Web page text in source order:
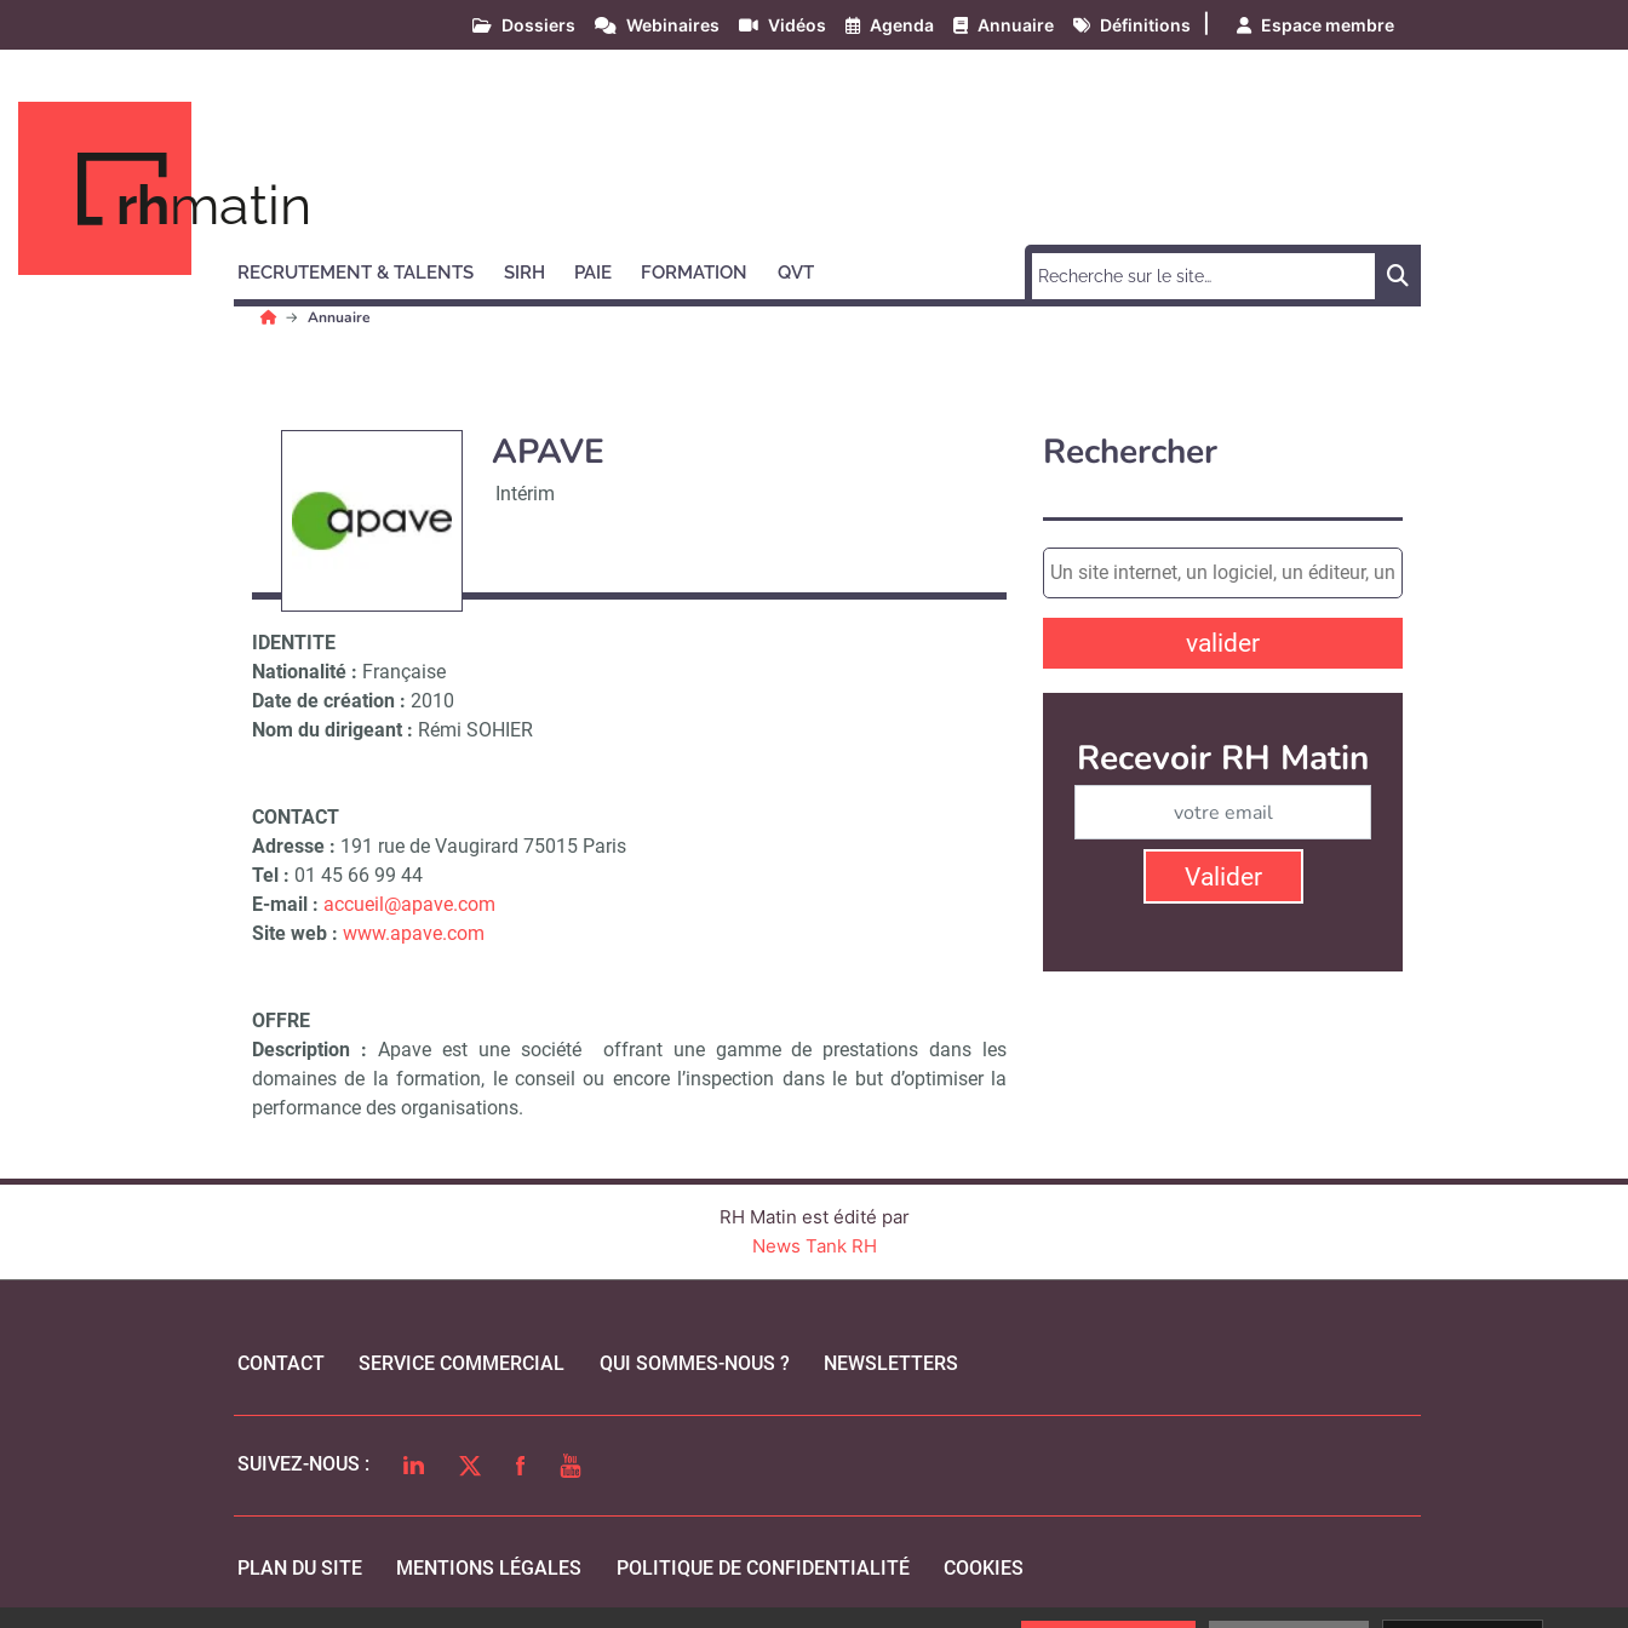
Dossiers Webinaires Vidéos Agenda Annuaire Définitions Espace membre
rhmatin
RECRUTEMENT & TALENTS SIRH PAIE FORMATION QVT
Annuaire
APAVE
Intérim
IDENTITE
Nationalité : Française
Date de création : 2010
Nom du dirigeant : Rémi SOHIER
CONTACT
Adresse : 191 rue de Vaugirard 75015 Paris
Tel : 01 45 66 99 44
E-mail : accueil@apave.com
Site web : www.apave.com
OFFRE
Description : Apave est une société offrant une gamme de prestations dans les
domaines de la formation, le conseil ou encore l’inspection dans le but d’optimiser la
performance des organisations.
Rechercher
valider
Recevoir RH Matin
Valider
RH Matin est édité par
News Tank RH
CONTACT SERVICE COMMERCIAL QUI SOMMES-NOUS ? NEWSLETTERS
SUIVEZ-NOUS : LINKEDINTWITTERFACEBOOK
YOUTUBE
PLAN DU SITE MENTIONS LÉGALES POLITIQUE DE CONFIDENTIALITÉ COOKIES